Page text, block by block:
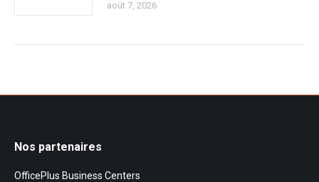
août 7, 2026
Nos partenaires
OfficePlus Business Centers